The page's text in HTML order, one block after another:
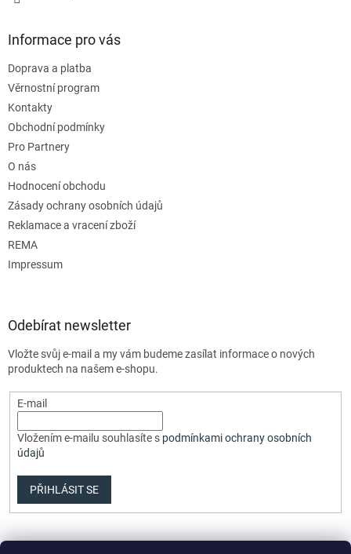
Informace pro vás
Doprava a platba
Věrnostní program
Kontakty
Obchodní podmínky
Pro Partnery
O nás
Hodnocení obchodu
Zásady ochrany osobních údajů
Reklamace a vracení zboží
REMA
Impressum
Odebírat newsletter
Vložte svůj e-mail a my vám budeme zasílat informace o nových
produktech na našem e-shopu.
E-mail
Vložením e-mailu souhlasíte s podmínkami ochrany osobních
údajů
PŘIHLÁSIT SE